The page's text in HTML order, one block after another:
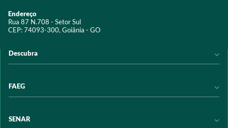
Endereço
Rua 87 N.708 - Setor Sul
CEP: 74093-300, Goiânia - GO
Descubra
Acervo digital
Programas e Serviços
FAEG
Transparência
SENAR